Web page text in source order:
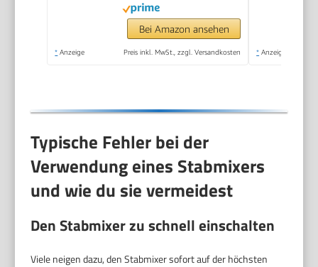
500ml Zerkleinerer,
Schneebesen, 600ml
Becher, Weiß
Bei Amazon ansehen
* Anzeige Preis inkl. MwSt., zzgl. Versandkosten * Anzeige
Typische Fehler bei der
Verwendung eines Stabmixers
und wie du sie vermeidest
Den Stabmixer zu schnell einschalten
Viele neigen dazu, den Stabmixer sofort auf der höchsten